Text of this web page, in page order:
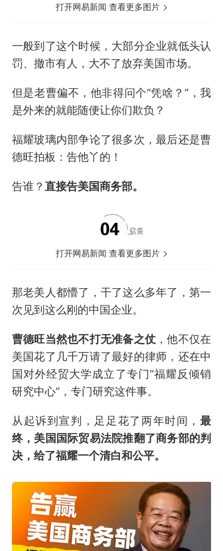
打开网易新闻 查看更多图片
一般到了这个时候，大部分企业就低头认
罚、撤市有人，大不了放弃美国市场。
但是老曹偏不，他非得问个“凭啥？”，我
是外来的就能随便让你们欺负？
福耀玻璃内部争论了很多次，最后还是曹
德旺拍板：告他丫的！
告谁？ 直接告美国商务部。
打开网易新闻 查看更多图片
那老美人都懵了，干了这么多年了，第一
次见到这么刚的中国企业。
曹德旺当然也不打无准备之仗 ，他不仅在
美国花了几千万请了最好的律师，还在中
国对外经贸大学成立了专门“福耀反倾销
研究中心”，专门研究这件事。
从起诉到宣判，足足花了两年时间，最
终，美国国际贸易法院推翻了商务部的判
决，给了福耀一个清白和公平。